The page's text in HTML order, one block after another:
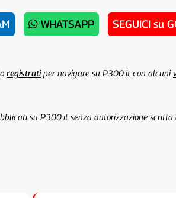
WHATSAPP SEGUICI su
registratiper navigare su P300.it con alcuni
su P300.it senza autorizzazione